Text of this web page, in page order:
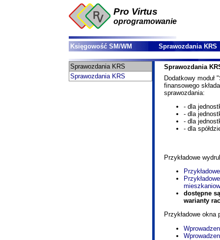
Pro Virtus
oprogramowanie
Księgowość SM/WM Sprawozdania KRS
Sprawozdania KRS
Sprawozdania KRS
Sprawozdania
Dodatkowy moduł
finansowego
sprawozdania:
- dla
- dla
- dla
- dla
Przykładowe
dostępne
warianty
Przykładowe okna